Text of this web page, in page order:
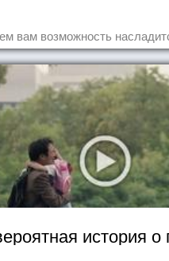
вам возможность
история о